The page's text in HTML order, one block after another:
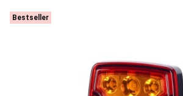
Bestseller